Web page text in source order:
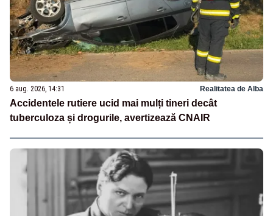
6 aug. 2026, 14:31 Realitatea de Alba
Accidentele rutiere ucid mai mulți tineri decât
tuberculoza și drogurile, avertizează CNAIR